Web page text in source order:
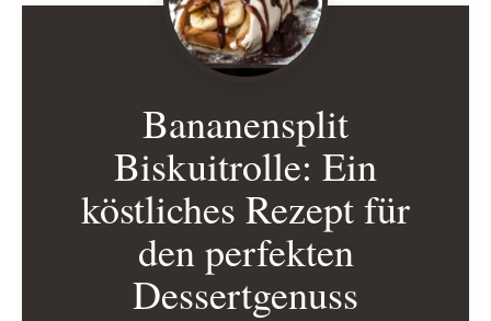
Bananensplit
Biskuitrolle: Ein
köstliches Rezept für
den perfekten
Dessertgenuss